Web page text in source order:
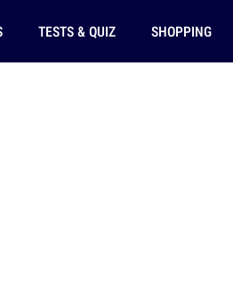
TESTS & QUIZ SHOPPING